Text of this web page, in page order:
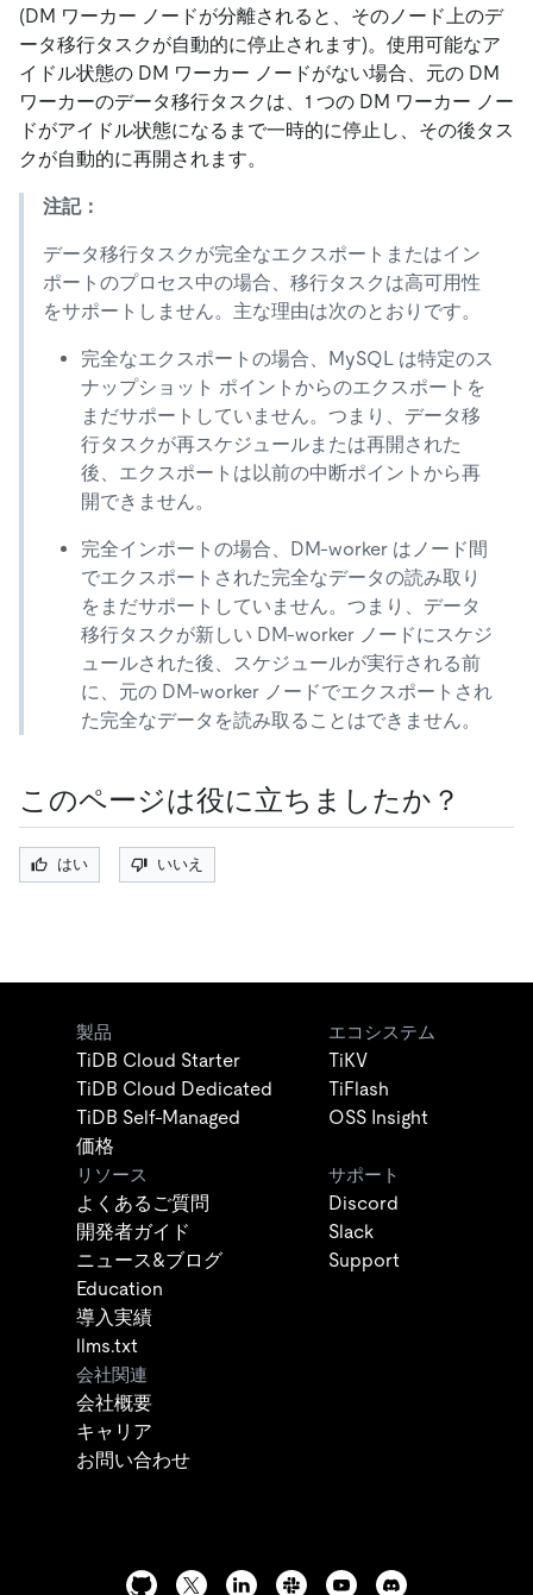
(DM ワーカー ノードが分離されると、そのノード上のデ
ータ移行タスクが自動的に停止されます)。使用可能なア
イドル状態の DM ワーカー ノードがない場合、元の DM
ワーカーのデータ移行タスクは、1 つの DM ワーカー ノー
ドがアイドル状態になるまで一時的に停止し、その後タス
クが自動的に再開されます。
注記：
データ移行タスクが完全なエクスポートまたはイン
ポートのプロセス中の場合、移行タスクは高可用性
をサポートしません。主な理由は次のとおりです。
完全なエクスポートの場合、MySQL は特定のス
ナップショット ポイントからのエクスポートを
まだサポートしていません。つまり、データ移
行タスクが再スケジュールまたは再開された
後、エクスポートは以前の中断ポイントから再
開できません。
完全インポートの場合、DM-worker はノード間
でエクスポートされた完全なデータの読み取り
をまだサポートしていません。つまり、データ
移行タスクが新しい DM-worker ノードにスケジ
ュールされた後、スケジュールが実行される前
に、元の DM-worker ノードでエクスポートされ
た完全なデータを読み取ることはできません。
このページは役に立ちましたか？
はい いいえ
製品
TiDB Cloud Starter
TiDB Cloud Dedicated
TiDB Self-Managed
価格
エコシステム
TiKV
TiFlash
OSS Insight
リソース
よくあるご質問
開発者ガイド
ニュース&ブログ
Education
導入実績
llms.txt
サポート
Discord
Slack
Support
会社関連
会社概要
キャリア
お問い合わせ